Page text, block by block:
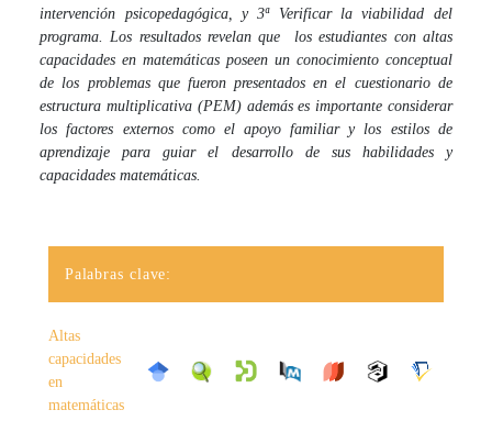
intervención psicopedagógica, y 3ª Verificar la viabilidad del
programa. Los resultados revelan que los estudiantes con altas
capacidades en matemáticas poseen un conocimiento conceptual
de los problemas que fueron presentados en el cuestionario de
estructura multiplicativa (PEM) además es importante considerar
los factores externos como el apoyo familiar y los estilos de
aprendizaje para guiar el desarrollo de sus habilidades y
capacidades matemáticas.
Palabras clave:
Altas
capacidades
en
matemáticas